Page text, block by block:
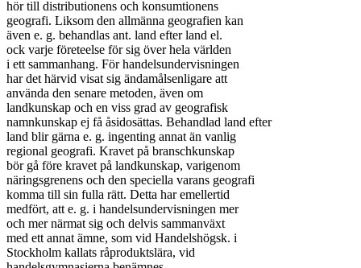
hör till distributionens och konsumtionens
geografi. Liksom den allmänna geografien kan
även e. g. behandlas ant. land efter land el.
ock varje företeelse för sig över hela världen
i ett sammanhang. För handelsundervisningen
har det härvid visat sig ändamålsenligare att
använda den senare metoden, även om
landkunskap och en viss grad av geografisk
namnkunskap ej få åsidosättas. Behandlad land efter
land blir gärna e. g. ingenting annat än vanlig
regional geografi. Kravet på branschkunskap
bör gå före kravet på landkunskap, varigenom
näringsgrenens och den speciella varans geografi
komma till sin fulla rätt. Detta har emellertid
medfört, att e. g. i handelsundervisningen mer
och mer närmat sig och delvis sammanväxt
med ett annat ämne, som vid Handelshögsk. i
Stockholm kallats råproduktslära, vid